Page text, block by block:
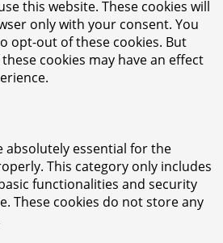
this website. These cookies will
only with your consent. You
opt-out of these cookies. But
cookies may have an effect
absolutely essential for the
This category only includes
functionalities and security
These cookies do not store any